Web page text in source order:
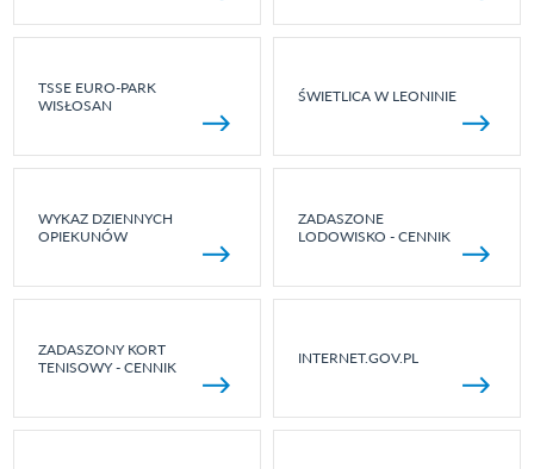
TSSE EURO-PARK
WISŁOSAN
ŚWIETLICA W LEONINIE
WYKAZ DZIENNYCH
OPIEKUNÓW
ZADASZONE
LODOWISKO - CENNIK
ZADASZONY KORT
TENISOWY - CENNIK
INTERNET.GOV.PL